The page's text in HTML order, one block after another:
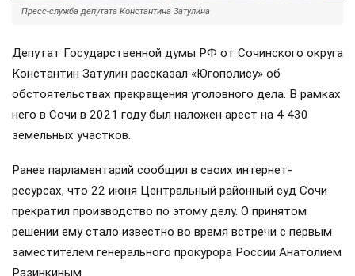
Пресс-служба депутата Константина Затулина
Депутат Государственной думы РФ от Сочинского округа
Константин Затулин рассказал «Югополису» об
обстоятельствах прекращения уголовного дела. В рамках
него в Сочи в 2021 году был наложен арест на 4 430
земельных участков.
Ранее парламентарий сообщил в своих интернет-
ресурсах, что 22 июня Центральный районный суд Сочи
прекратил производство по этому делу. О принятом
решении ему стало известно во время встречи с первым
заместителем генерального прокурора России Анатолием
Разинкиным.